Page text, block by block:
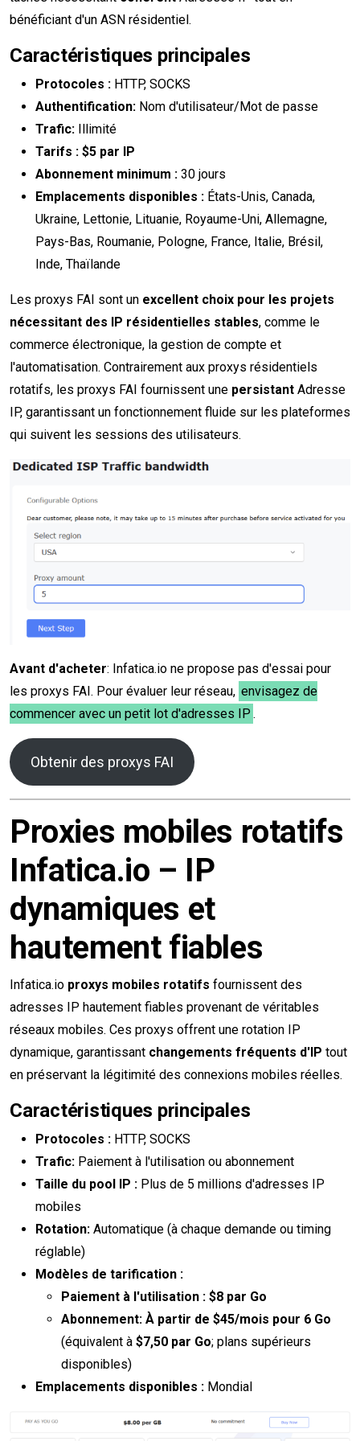
bénéficiant d'un ASN résidentiel.
Caractéristiques principales
Protocoles : HTTP, SOCKS
Authentification: Nom d'utilisateur/Mot de passe
Trafic: Illimité
Tarifs : $5 par IP
Abonnement minimum : 30 jours
Emplacements disponibles : États-Unis, Canada,
Ukraine, Lettonie, Lituanie, Royaume-Uni, Allemagne,
Pays-Bas, Roumanie, Pologne, France, Italie, Brésil,
Inde, Thaïlande
Les proxys FAI sont un excellent choix pour les projets
nécessitant des IP résidentielles stables, comme le
commerce électronique, la gestion de compte et
l'automatisation. Contrairement aux proxys résidentiels
rotatifs, les proxys FAI fournissent une persistant Adresse
IP, garantissant un fonctionnement fluide sur les plateformes
qui suivent les sessions des utilisateurs.
Avant d'acheter: Infatica.io ne propose pas d'essai pour
les proxys FAI. Pour évaluer leur réseau, envisagez de
commencer avec un petit lot d'adresses IP .
Obtenir des proxys FAI
Proxies mobiles rotatifs
Infatica.io – IP
dynamiques et
hautement fiables
Infatica.io proxys mobiles rotatifs fournissent des
adresses IP hautement fiables provenant de véritables
réseaux mobiles. Ces proxys offrent une rotation IP
dynamique, garantissant changements fréquents d'IP tout
en préservant la légitimité des connexions mobiles réelles.
Caractéristiques principales
Protocoles : HTTP, SOCKS
Trafic: Paiement à l'utilisation ou abonnement
Taille du pool IP : Plus de 5 millions d'adresses IP
mobiles
Rotation: Automatique (à chaque demande ou timing
réglable)
Modèles de tarification :
Paiement à l'utilisation : $8 par Go
Abonnement: À partir de $45/mois pour 6 Go
(équivalent à $7,50 par Go; plans supérieurs
disponibles)
Emplacements disponibles : Mondial